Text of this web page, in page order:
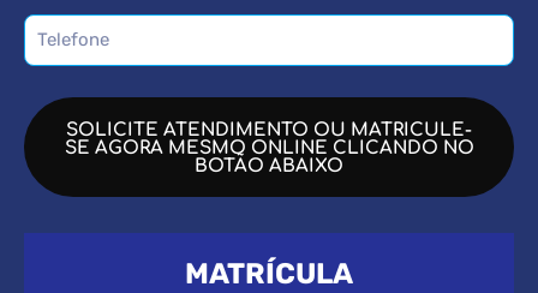
SOLICITE ATENDIMENTO OU MATRICULE-
SE AGORA MESMO ONLINE CLICANDO NO
BOTÃO ABAIXO
MATRÍCULA